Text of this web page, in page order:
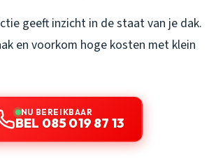
geeft inzicht in de staat van je dak.
en voorkom hoge kosten met klein
NU BEREIKBAAR
BEL 085 019 87 13